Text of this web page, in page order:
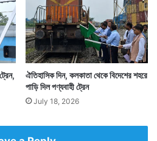
ঐতিহাসিক দিন, কলকাতা থেকে বিদেশের শহরে
পাড়ি দিল পণ্যবাহী ট্রেন
July 18, 2026